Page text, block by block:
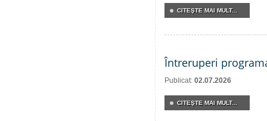
CITEŞTE MAI MULT...
Întreruperi
Publicat: 02.07.2026
CITEŞTE MAI MULT...